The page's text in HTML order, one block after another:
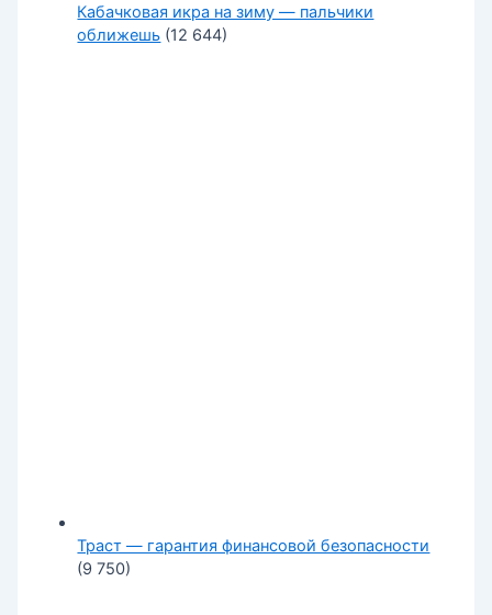
Кабачковая икра на зиму — пальчики
оближешь (12 644)
Траст — гарантия финансовой безопасности
(9 750)